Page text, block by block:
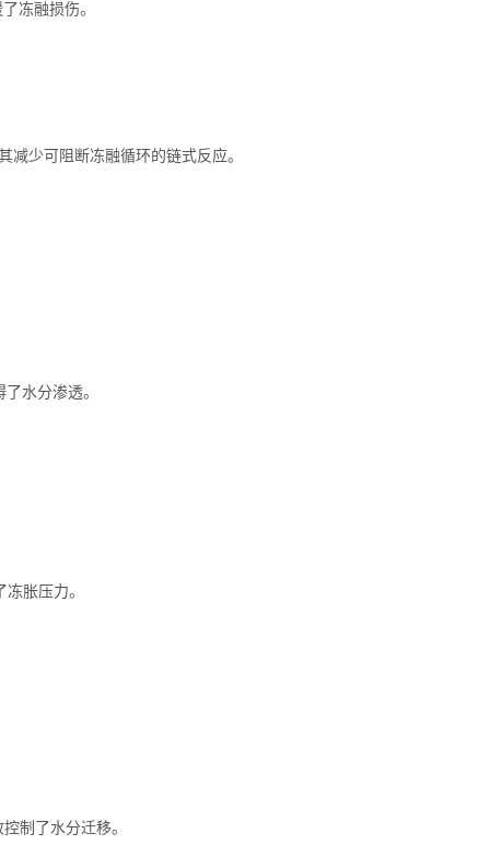
冻融损伤。
减少可阻断冻融循环的链式反应。
水分渗透。
胀压力。
制了水分迁移。